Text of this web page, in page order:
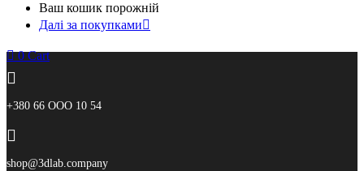
Ваш кошик порожній
Далі за покупками
0Cart
+380 66 ООО 10 54
shop@3dlab.company